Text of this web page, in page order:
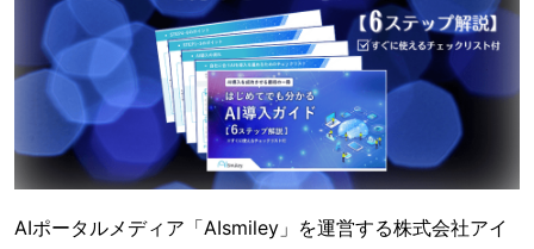
AIポータルメディア「AIsmiley」を運営する株式会社アイ